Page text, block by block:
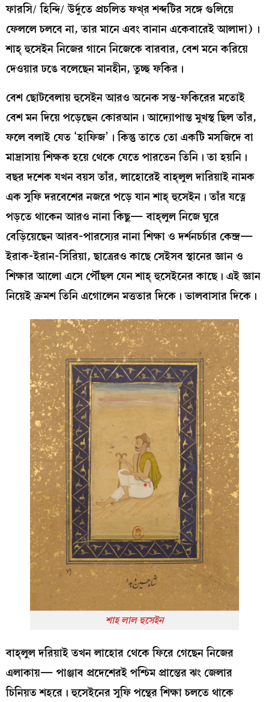
ফারসি/ হিন্দি/ উর্দুতে প্রচলিত ফখ্‌র শব্দটির সঙ্গে গুলিয়ে
ফেললে চলবে না, তার মানে এবং বানান একেবারেই আলাদা)।
শাহ্‌ হুসেইন নিজের গানে নিজেকে বারবার, বেশ মনে করিয়ে
দেওয়ার ঢঙে বলেছেন মানহীন, তুচ্ছ ফকির।
বেশ ছোটবেলায় হুসেইন আরও অনেক সন্ত-ফকিরের মতোই
বেশ মন দিয়ে পড়েছেন কোরআন। আদ্যোপান্ত মুখস্থ ছিল তাঁর,
ফলে বলাই যেত ‘হাফিজ’। কিন্তু তাতে তো একটি মসজিদে বা
মাদ্রাসায় শিক্ষক হয়ে থেকে যেতে পারতেন তিনি। তা হয়নি।
বছর দশেক যখন বয়স তাঁর, লাহোরেই বাহ্‌লুল দারিয়াই নামক
এক সুফি দরবেশের নজরে পড়ে যান শাহ্‌ হুসেইন। তাঁর যত্নে
পড়তে থাকেন আরও নানা কিছু— বাহ্‌লুল নিজে ঘুরে
বেড়িয়েছেন আরব-পারস্যের নানা শিক্ষা ও দর্শনচর্চার কেন্দ্র—
ইরাক-ইরান-সিরিয়া, ছাত্রেরও কাছে সেইসব স্থানের জ্ঞান ও
শিক্ষার আলো এসে পৌঁছল যেন শাহ্‌ হুসেইনের কাছে। এই জ্ঞান
নিয়েই ক্রমশ তিনি এগোলেন মত্ততার দিকে। ভালবাসার দিকে।
শাহ লাল হুসেইন
বাহ্‌লুল দরিয়াই তখন লাহোর থেকে ফিরে গেছেন নিজের
এলাকায়— পাঞ্জাব প্রদেশেরই পশ্চিম প্রান্তের ঝং জেলার
চিনিয়ত শহরে। হুসেইনের সুফি পন্থের শিক্ষা চলতে থাকে